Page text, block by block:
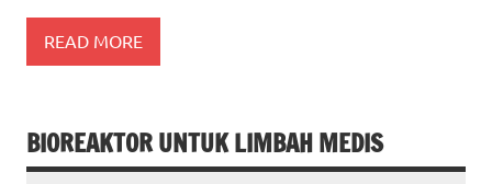
READ MORE
BIOREAKTOR UNTUK LIMBAH MEDIS